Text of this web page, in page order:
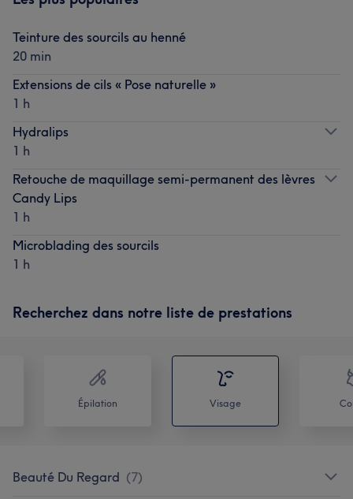
Teinture des sourcils au henné
20 min
Extensions de cils « Pose naturelle »
1 h
Hydralips
1 h
Retouche de maquillage semi-permanent des lèvres
Candy Lips
1 h
Microblading des sourcils
1 h
Recherchez dans notre liste de prestations
Épilation Visage
Beauté Du Regard (7)